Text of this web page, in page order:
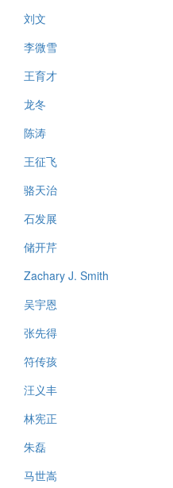
刘文
李微雪
王育才
龙冬
陈涛
王征飞
骆天治
石发展
储开芹
Zachary J. Smith
吴宇恩
张先得
符传孩
汪义丰
林宪正
朱磊
马世嵩